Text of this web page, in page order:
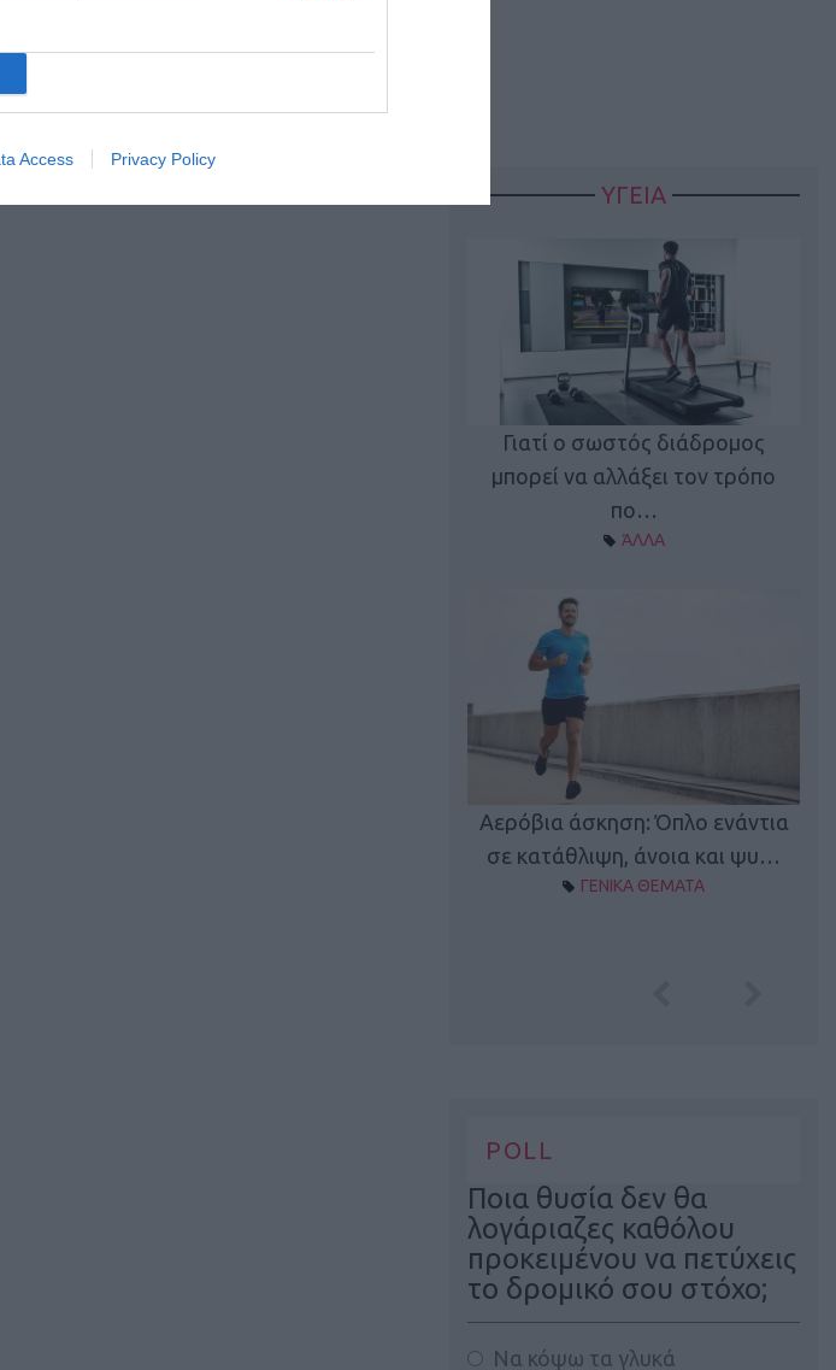
Access Privacy Policy
ΥΓΕΙΑ
Γιατί ο σωστός διάδρομος
μπορεί να αλλάξει τον τρόπο
πο…
ΆΛΛΑ
Αερόβια άσκηση: Όπλο ενάντια
σε κατάθλιψη, άνοια και ψυ…
ΓΕΝΙΚΑ ΘΕΜΑΤΑ
POLL
Ποια θυσία δεν θα
λογάριαζες καθόλου
προκειμένου να πετύχεις
το δρομικό σου στόχο;
Να κόψω τα γλυκά